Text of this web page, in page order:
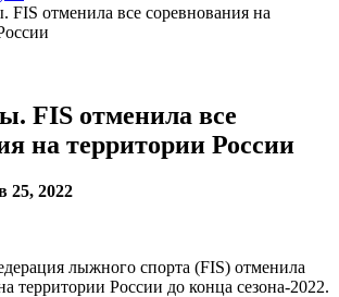
FIS отменила все соревнования на
FIS отменила все
на территории России
25, 2022
лыжного спорта (FIS) отменила
территории России до конца сезона-2022.